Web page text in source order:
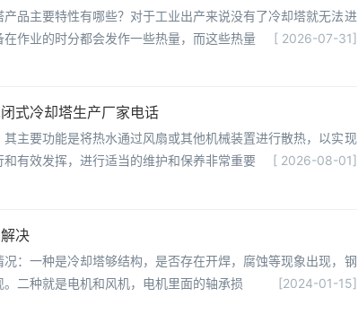
品主要特性有哪些？对于工业出产来说没有了冷却塔就无法进
作业的时分都会发作一些热量，而这些热量
[ 2026-07-31]
式冷却塔生产厂家电话
主要功能是将热水通过风扇或其他机械装置进行散热，以实现
有效发挥，进行适当的维护和保养非常重要
[ 2026-08-01]
决
：一种是冷却塔够结构，是否存在开焊，腐蚀等现象出现，钢
二种就是电机和风机，电机里面的轴承损
[2024-01-15]